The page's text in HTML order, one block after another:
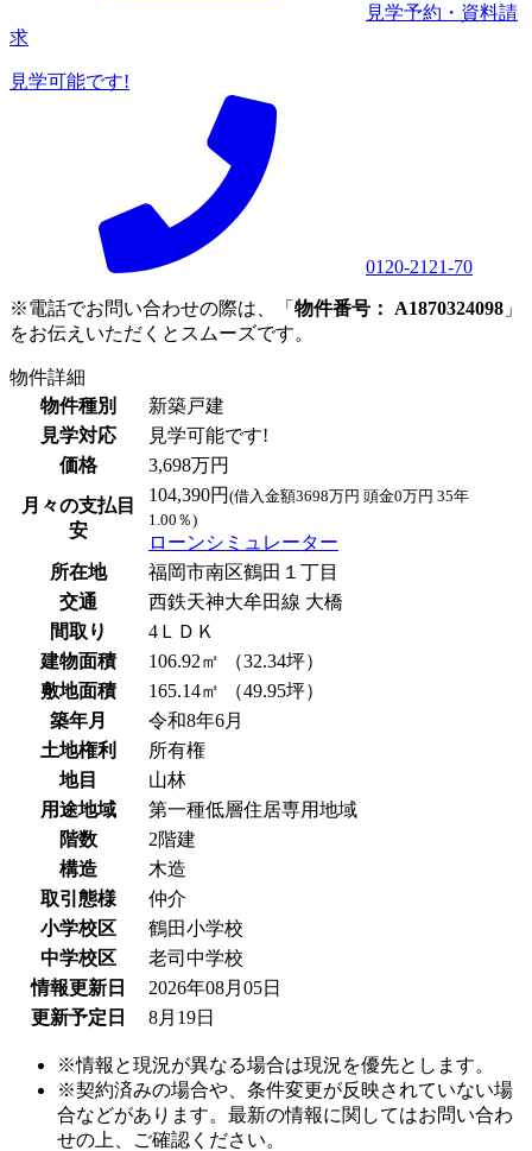
見学予約・資料請
求
見学可能です!
0120-2121-70
※電話でお問い合わせの際は、「 物件番号： A1870324098 」
をお伝えいただくとスムーズです。
物件詳細
物件種別
新築戸建
見学対応
見学可能です!
価格
3,698万円
月々の支払目
安
104,390円 (借入金額3698万円 頭金0万円 35年
1.00％)
ローンシミュレーター
所在地
福岡市南区鶴田１丁目
交通
西鉄天神大牟田線 大橋
間取り
4ＬＤＫ
建物面積
106.92㎡ （32.34坪）
敷地面積
165.14㎡ （49.95坪）
築年月
令和8年6月
土地権利
所有権
地目
山林
用途地域
第一種低層住居専用地域
階数
2階建
構造
木造
取引態様
仲介
小学校区
鶴田小学校
中学校区
老司中学校
情報更新日
2026年08月05日
更新予定日
8月19日
※情報と現況が異なる場合は現況を優先とします。
※契約済みの場合や、条件変更が反映されていない場
合などがあります。最新の情報に関してはお問い合わ
せの上、ご確認ください。